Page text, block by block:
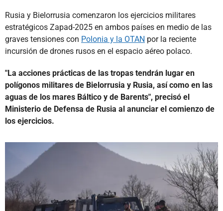
Rusia y Bielorrusia comenzaron los ejercicios militares
estratégicos Zapad-2025 en ambos países en medio de las
graves tensiones con Polonia y la OTAN por la reciente
incursión de drones rusos en el espacio aéreo polaco.
"La acciones prácticas de las tropas tendrán lugar en
polígonos militares de Bielorrusia y Rusia, así como en las
aguas de los mares Báltico y de Barents", precisó el
Ministerio de Defensa de Rusia al anunciar el comienzo de
los ejercicios.